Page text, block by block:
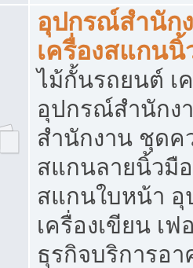
อุปกรณ์สำนัก
เครื่องสแกนนิ้
ไม้กั้นรถยนต์ เ
อุปกรณ์สำนักง
สำนักงาน ชุดค
สแกนลายนิ้วมื
สแกนใบหน้า
เครื่องเขียน เ
ธุรกิจบริการอ